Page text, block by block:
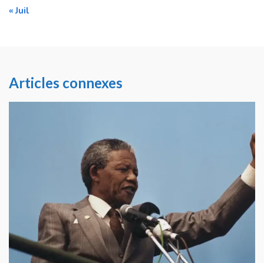
« Juil
Articles connexes